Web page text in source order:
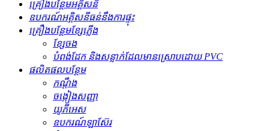
គ្រឿងបន្ថែមអគ្គិសនី
ឧបករណ៍អគ្គិសនីធន់នឹងការផ្ទុះ
គ្រឿងបន្ថែមខ្សែភ្លើង
ខ្សែចង
បំពង់ដែក និងសន្លាក់ដែលមានស្រោបដោយ PVC
ផលិតផលបន្ថែម
កណ្ដឹង
ចង្កៀងសញ្ញា
យូភីអេស
ឧបករណ៍ឡាស៊ែរ